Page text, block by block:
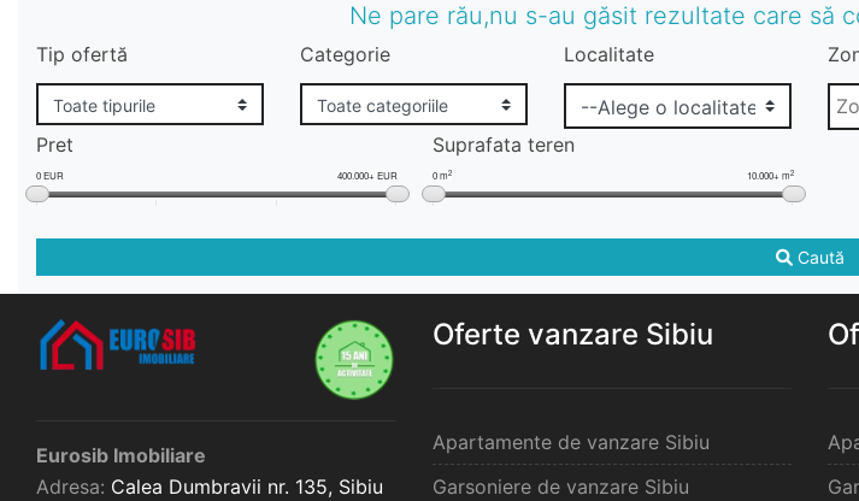
Ne pare rău,nu s-au găsit rezultate care să
Tip ofertă Categorie Localitate
Pret
0 EUR 400.000+ EUR
Suprafata teren
0 m2 10.000+ m2
Caută
Eurosib Imobiliare
Adresa: Calea Dumbravii nr. 135, Sibiu
Oferte vanzare Sibiu
Apartamente de vanzare Sibiu
Garsoniere de vanzare Sibiu